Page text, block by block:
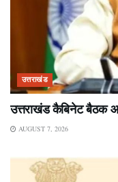
उत्तराखंड
उत्तराखंड कैबिनेट बैठक
AUGUST 7, 2026